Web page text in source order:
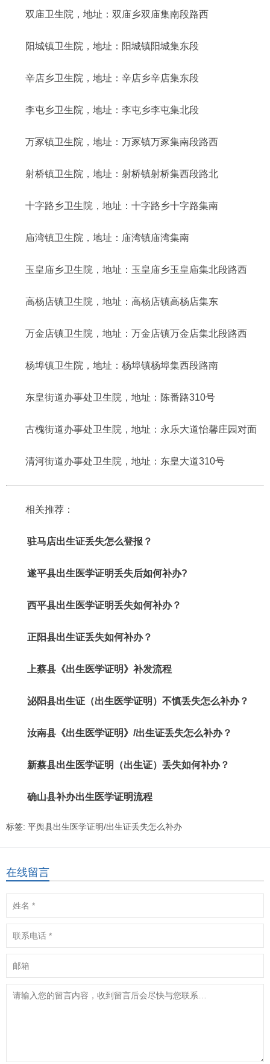
双庙卫生院，地址：双庙乡双庙集南段路西
阳城镇卫生院，地址：阳城镇阳城集东段
辛店乡卫生院，地址：辛店乡辛店集东段
李屯乡卫生院，地址：李屯乡李屯集北段
万冢镇卫生院，地址：万冢镇万冢集南段路西
射桥镇卫生院，地址：射桥镇射桥集西段路北
十字路乡卫生院，地址：十字路乡十字路集南
庙湾镇卫生院，地址：庙湾镇庙湾集南
玉皇庙乡卫生院，地址：玉皇庙乡玉皇庙集北段路西
高杨店镇卫生院，地址：高杨店镇高杨店集东
万金店镇卫生院，地址：万金店镇万金店集北段路西
杨埠镇卫生院，地址：杨埠镇杨埠集西段路南
东皇街道办事处卫生院，地址：陈番路310号
古槐街道办事处卫生院，地址：永乐大道怡馨庄园对面
清河街道办事处卫生院，地址：东皇大道310号
相关推荐：
驻马店出生证丢失怎么登报？
遂平县出生医学证明丢失后如何补办?
西平县出生医学证明丢失如何补办？
正阳县出生证丢失如何补办？
上蔡县《出生医学证明》补发流程
泌阳县出生证（出生医学证明）不慎丢失怎么补办？
汝南县《出生医学证明》/出生证丢失怎么补办？
新蔡县出生医学证明（出生证）丢失如何补办？
确山县补办出生医学证明流程
标签: 平舆县出生医学证明/出生证丢失怎么补办
在线留言